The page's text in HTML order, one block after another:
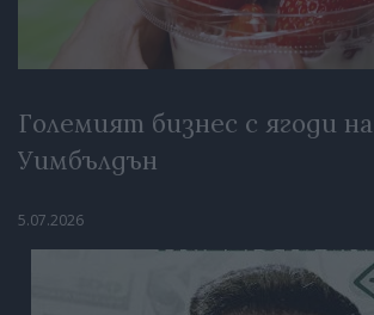
Големият бизнес с ягоди на
Уимбълдън
5.07.2026